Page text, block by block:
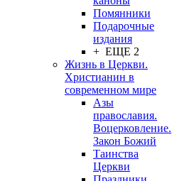
Помянники
Подарочные
издания
+ ЕЩЕ 2
Жизнь в Церкви.
Христианин в
современном мире
Азы
православия.
Воцерковление.
Закон Божий
Таинства
Церкви